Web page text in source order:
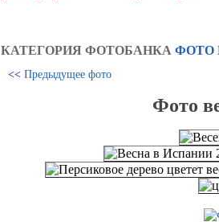
КАТЕГОРИЯ ФОТOБАНКА ФОТО
<< Предыдущее фото
Фото